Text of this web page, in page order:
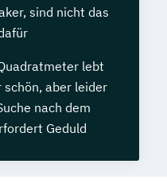
sind nicht das
lebt
schön, aber leider
nach dem
Geduld